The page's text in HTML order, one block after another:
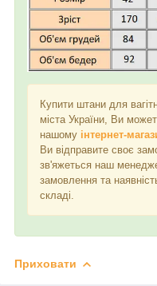
Купити штани для
міста України, Ви
нашому інтернет-
Ви відправите своє
зв'яжеться наш
замовлення та
складі.
Приховати